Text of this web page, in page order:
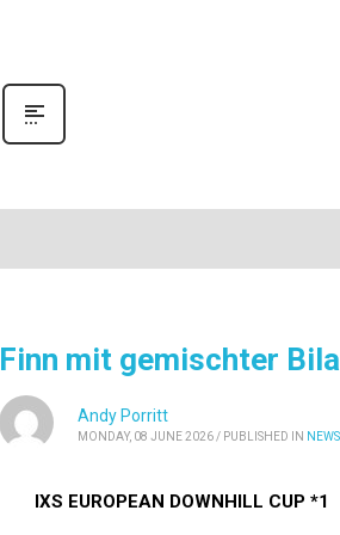
Finn mit gemischter
Andy Porritt
MONDAY, 08 JUNE 2026 / PUBLISHED IN NEWS
IXS EUROPEAN DOWNHILL CUP *1